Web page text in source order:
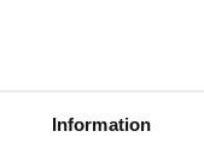
Information